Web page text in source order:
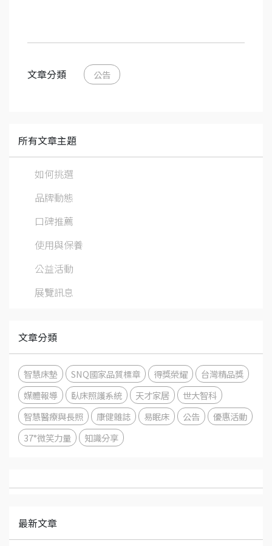
文章分類 公告
所有文章主題
如何挑選
品牌動態
口碑推薦
使用與保養
公益活動
展覽訊息
文章分類
智慧床墊 SNQ國家品質標章 得獎榮耀
台灣精品獎
媒體報導
臥床照護系統 天才家居
世大智科
智慧醫療與長照
康健雜誌 易眠床 公告
優惠活動
37°微笑力量
知識分享
最新文章